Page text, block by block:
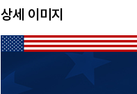
Unit 08 Goods and Services
Vocabulary Review 2
Theme: The Government
Unit 09 American State and
상세 이미지